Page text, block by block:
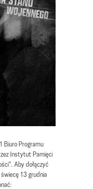
Biuro Programu
Instytut Pamięci
Aby dołączyć
13 grudnia